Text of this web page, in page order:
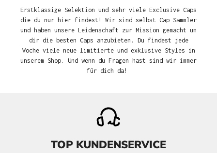
Erstklassige Selektion und sehr viele Exclusive Caps
die du nur hier findest! Wir sind selbst Cap Sammler
und haben unsere Leidenschaft zur Mission gemacht um
dir die besten Caps anzubieten. Du findest jede
Woche viele neue limitierte und exklusive Styles in
unserem Shop. Und wenn du Fragen hast sind wir immer
für dich da!
TOP KUNDENSERVICE